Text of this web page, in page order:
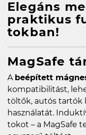
Elegáns
praktikus
tokban!
MagSafe
A beépített
kompatibilitást,
töltők, autós tartók
használatát.
tokot – a MagSafe